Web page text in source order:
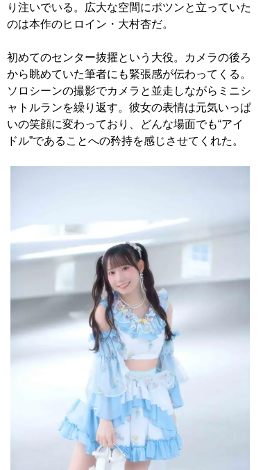
り注いでいる。広大な空間にポツンと立っていた
のは本作のヒロイン・大村杏だ。
初めてのセンター抜擢という大役。カメラの後ろ
から眺めていた筆者にも緊張感が伝わってくる。
ソロシーンの撮影でカメラと並走しながらミニシ
ャトルランを繰り返す。彼女の表情は元気いっぱ
いの笑顔に変わっており、どんな場面でも“アイ
ドル”であることへの矜持を感じさせてくれた。